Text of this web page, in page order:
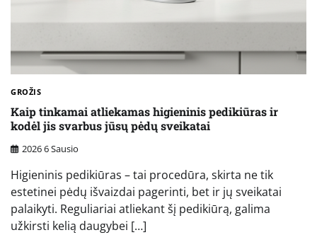
GROŽIS
Kaip tinkamai atliekamas higieninis pedikiūras ir
kodėl jis svarbus jūsų pėdų sveikatai
2026 6 Sausio
Higieninis pedikiūras – tai procedūra, skirta ne tik
estetinei pėdų išvaizdai pagerinti, bet ir jų sveikatai
palaikyti. Reguliariai atliekant šį pedikiūrą, galima
užkirsti kelią daugybei […]